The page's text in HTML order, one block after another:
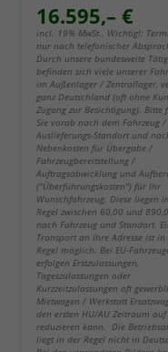
16.595,– €
incl. 19% MwSt.. Wichtig!:
nur nach telefonischer
Durch unsere bundesweite
befinden sich viele unserer
im Außenlager / Zentrallager,
ganz Deutschland (oft ohne
Zugang zur Besichtigung). Bitte
Sie vorab nach dem Fahrzeug /
Auslieferungs-Standort und
Nebenkosten für Übergabe /
Fahrzeugbereitstellung /
Auftragsabwicklung und
("Überführungskosten") für Ihr
Wunschfahrzeug. Diese liegen
Regel zwischen 60,00 und
nach Fahrzeug und Standort.
Transport an Ihre Adresse ist in
Regel möglich. Bei EU-
erfolgen Erstzulassungen,
Tageszulassungen oder
Kurzzeitzulassungen oft
Mietwagen / Werkstatt
den ersten HU/AU Zeitraum
reduzieren kann. Die
liegt in der Regel nicht in